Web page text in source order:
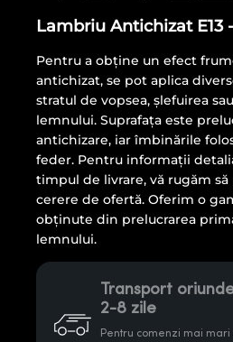
Lambriu Antichizat E13
Pentru a obține un efect
antichizat, se pot aplica
stratul de vopsea, șlefuirea
lemnului. Suprafața este
antichizare, iar îmbinările
feder. Pentru informații
timpul de livrare, vă rugăm
cerere de ofertă. Oferim o
obținute din prelucrarea
lemnului.
Transport
2-8 zile
Pentru comenzi mai